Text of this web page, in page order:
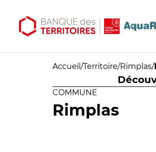
Accueil /Territoire/Rimplas/
COMMUNE
Rimplas